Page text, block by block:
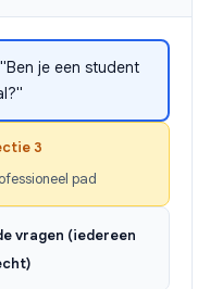
je een student
3
pad
vragen (iedereen